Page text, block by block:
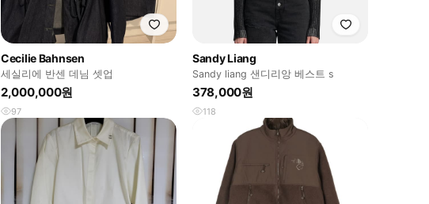
Cecilie Bahnsen
세실리에 반센 데님 셋업
2,000,000원
97
Sandy Liang
Sandy liang 샌디리앙 베스트 s
378,000원
118